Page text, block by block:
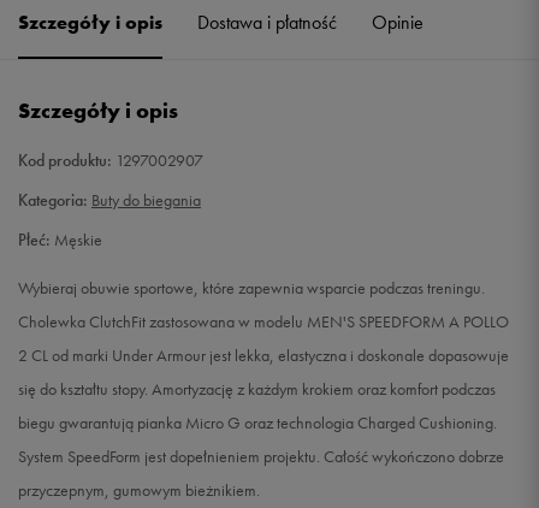
43 27,5 cm
44
44,5 28,5 cm Powiadom o dostępności
45
45,5 29,5 cm Powiadom o dostępności
46 30 cm
Szczegóły i opis Dostawa i płatność Opinie
Szczegóły i opis
Kod produktu: 1297002907
Kategoria: Buty do biegania
Płeć: Męskie
Wybieraj obuwie sportowe, które zapewnia wsparcie podczas treningu.
Cholewka ClutchFit zastosowana w modelu MEN'S SPEEDFORM A POLLO
2 CL od marki Under Armour jest lekka, elastyczna i doskonale dopasowuje
się do kształtu stopy. Amortyzację z każdym krokiem oraz komfort podczas
biegu gwarantują pianka Micro G oraz technologia Charged Cushioning.
System SpeedForm jest dopełnieniem projektu. Całość wykończono dobrze
przyczepnym, gumowym bieżnikiem.